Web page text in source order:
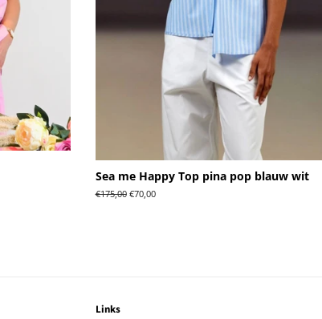
Sea me Happy Top pina pop blauw wit
Normale
€175,00 Aanbiedingsprijs
€70,00
Links